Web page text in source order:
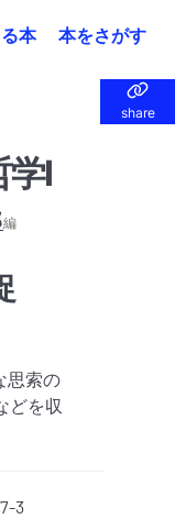
本 本をさがす
share
share
Ⅰ
編
思索の
どを収
3